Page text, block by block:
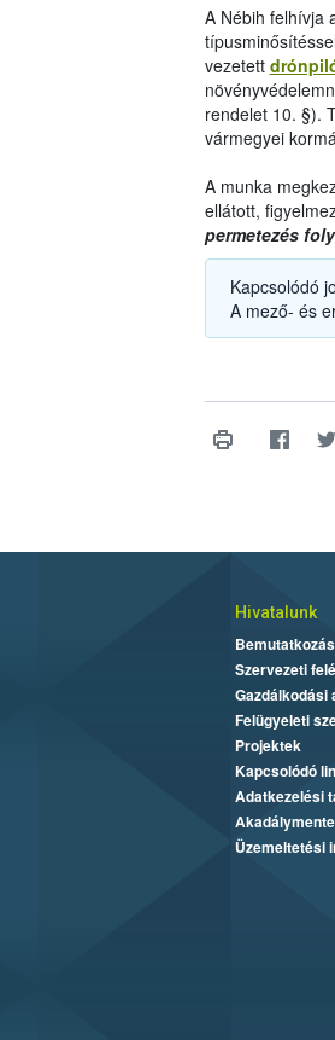
A Nébih felhívja
vezetett
rendelet 10. §).
vármegyei
A munka
ellátott,
permetezés
Kapcsolódó
A mező- és
Hivatalunk
Bemutatkozás
Szervezeti
Gazdálkodási
Felügyeleti
Projektek
Kapcsolódó
Adatkezelési
Üzemeltetési